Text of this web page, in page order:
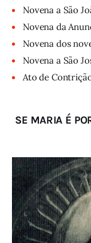
Novena a São
Novena da
Novena dos
Novena a São
Ato de
SE MARIA É